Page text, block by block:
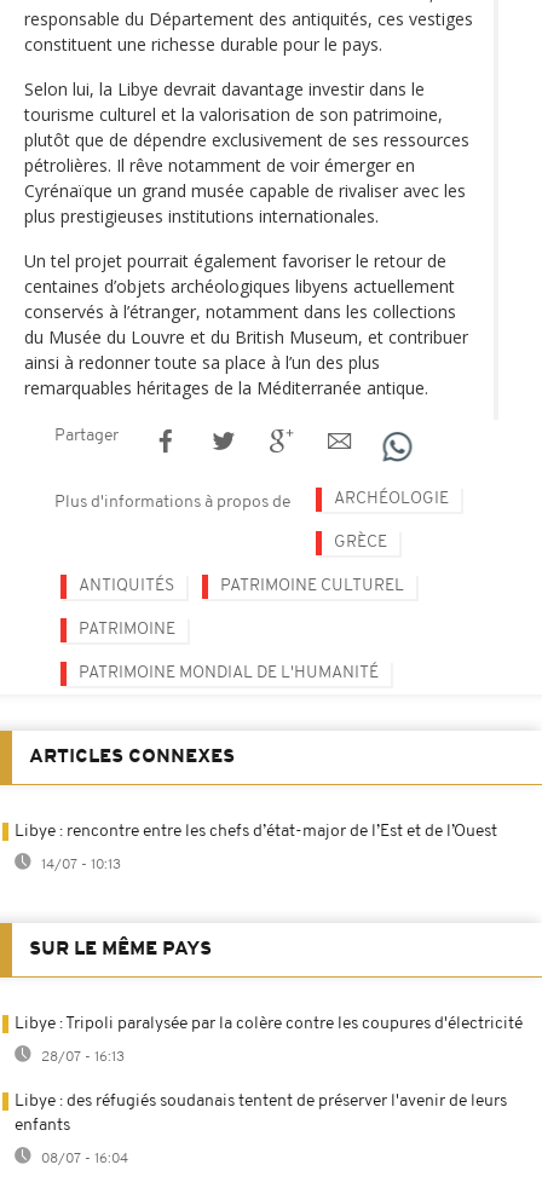
responsable du Département des antiquités, ces vestiges
constituent une richesse durable pour le pays.
Selon lui, la Libye devrait davantage investir dans le
tourisme culturel et la valorisation de son patrimoine,
plutôt que de dépendre exclusivement de ses ressources
pétrolières. Il rêve notamment de voir émerger en
Cyrénaïque un grand musée capable de rivaliser avec les
plus prestigieuses institutions internationales.
Un tel projet pourrait également favoriser le retour de
centaines d’objets archéologiques libyens actuellement
conservés à l’étranger, notamment dans les collections
du Musée du Louvre et du British Museum, et contribuer
ainsi à redonner toute sa place à l’un des plus
remarquables héritages de la Méditerranée antique.
Partager
Plus d'informations à propos de ARCHÉOLOGIE
GRÈCE
ANTIQUITÉS PATRIMOINE CULTUREL
PATRIMOINE
PATRIMOINE MONDIAL DE L'HUMANITÉ
ARTICLES CONNEXES
Libye : rencontre entre les chefs d’état-major de l’Est et de l’Ouest
14/07 - 10:13
SUR LE MÊME PAYS
Libye : Tripoli paralysée par la colère contre les coupures d'électricité
28/07 - 16:13
Libye : des réfugiés soudanais tentent de préserver l'avenir de leurs
enfants
08/07 - 16:04